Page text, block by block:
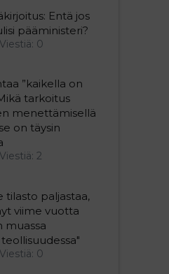
Entä jos
pääministeri?
Viestiä: 0
”kaikella on
tarkoitus
menettämisellä
on täysin
Viestiä: 2
paljastaa,
viime vuotta
Viestiä: 0